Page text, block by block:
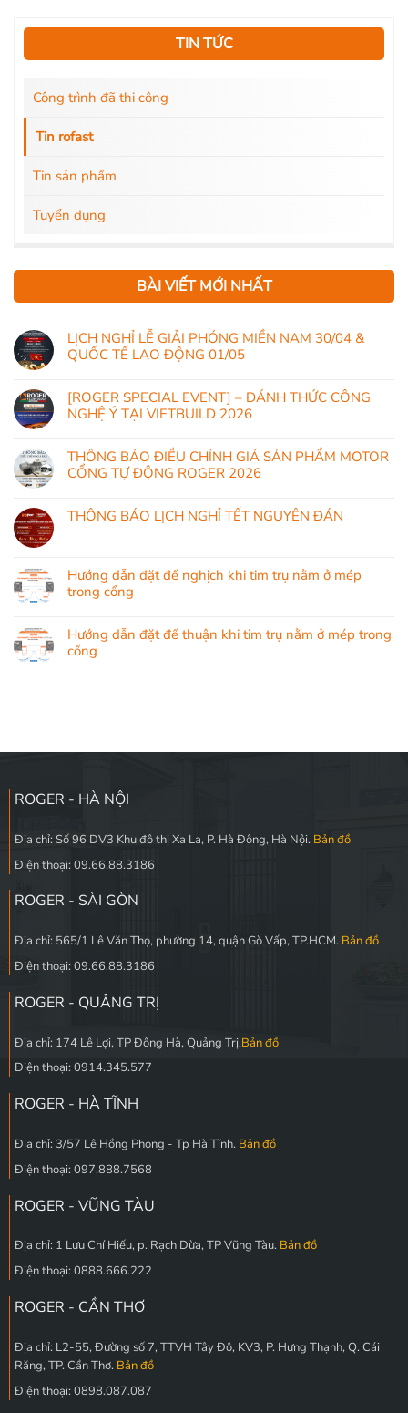
TIN TỨC
Công trình đã thi công
Tin rofast
Tin sản phẩm
Tuyển dụng
BÀI VIẾT MỚI NHẤT
LỊCH NGHỈ LỄ GIẢI PHÓNG MIỀN NAM 30/04 &
QUỐC TẾ LAO ĐỘNG 01/05
[ROGER SPECIAL EVENT] – ĐÁNH THỨC CÔNG
NGHỆ Ý TẠI VIETBUILD 2026
THÔNG BÁO ĐIỀU CHỈNH GIÁ SẢN PHẨM MOTOR
CỔNG TỰ ĐỘNG ROGER 2026
THÔNG BÁO LỊCH NGHỈ TẾT NGUYÊN ĐÁN
Hướng dẫn đặt đế nghịch khi tim trụ nằm ở mép
trong cổng
Hướng dẫn đặt đế thuận khi tim trụ nằm ở mép trong
cổng
ROGER - HÀ NỘI
Địa chỉ: Số 96 DV3 Khu đô thị Xa La, P. Hà Đông, Hà Nội. Bản đồ
Điện thoại: 09.66.88.3186
ROGER - SÀI GÒN
Địa chỉ: 565/1 Lê Văn Thọ, phường 14, quận Gò Vấp, TP.HCM. Bản đồ
Điện thoại: 09.66.88.3186
ROGER - QUẢNG TRỊ
Địa chỉ: 174 Lê Lợi, TP Đông Hà, Quảng Trị.Bản đồ
Điện thoại: 0914.345.577
ROGER - HÀ TĨNH
Địa chỉ: 3/57 Lê Hồng Phong - Tp Hà Tĩnh. Bản đồ
Điện thoại: 097.888.7568
ROGER - VŨNG TÀU
Địa chỉ: 1 Lưu Chí Hiếu, p. Rạch Dừa, TP Vũng Tàu. Bản đồ
Điện thoại: 0888.666.222
ROGER - CẦN THƠ
Địa chỉ: L2-55, Đường số 7, TTVH Tây Đô, KV3, P. Hưng Thạnh, Q. Cái
Răng, TP. Cần Thơ. Bản đồ
Điện thoại: 0898.087.087